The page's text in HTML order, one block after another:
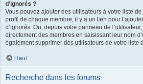
d’ignorés ?
Vous pouvez ajouter des utilisateurs à votre liste
profil de chaque membre, il y a un lien pour
d’ignorés. Ou, depuis votre panneau de
directement des membres en saisissant leur nom
également supprimer des utilisateurs de votre liste
Haut
Recherche dans les forums